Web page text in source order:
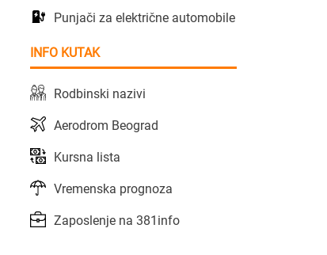
Punjači za električne automobile
INFO KUTAK
Rodbinski nazivi
Aerodrom Beograd
Kursna lista
Vremenska prognoza
Zaposlenje na 381info